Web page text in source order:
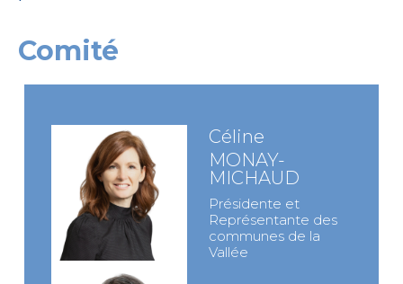
Comité
Céline
MONAY-
MICHAUD
Présidente et
Représentante des
communes de la
Vallée